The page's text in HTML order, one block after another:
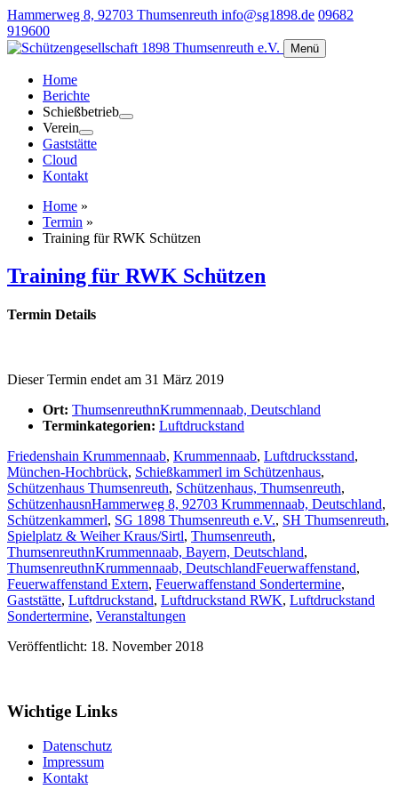
Hammerweg 8, 92703 Thumsenreuth info@sg1898.de 09682
919600
Menü
Home
Berichte
Schießbetrieb
Verein
Gaststätte
Cloud
Kontakt
Home »
Termin »
Training für RWK Schützen
Training für RWK Schützen
Termin Details
Dieser Termin endet am 31 März 2019
Ort: ThumsenreuthnKrummennaab, Deutschland
Terminkategorien: Luftdruckstand
Friedenshain Krummennaab, Krummennaab, Luftdrucksstand,
München-Hochbrück, Schießkammerl im Schützenhaus,
Schützenhaus Thumsenreuth, Schützenhaus, Thumsenreuth,
SchützenhausnHammerweg 8, 92703 Krummennaab, Deutschland,
Schützenkammerl, SG 1898 Thumsenreuth e.V., SH Thumsenreuth,
Spielplatz & Weiher Kraus/Sirtl, Thumsenreuth,
ThumsenreuthnKrummennaab, Bayern, Deutschland,
ThumsenreuthnKrummennaab, DeutschlandFeuerwaffenstand,
Feuerwaffenstand Extern, Feuerwaffenstand Sondertermine,
Gaststätte, Luftdruckstand, Luftdruckstand RWK, Luftdruckstand
Sondertermine, Veranstaltungen
Veröffentlicht: 18. November 2018
Wichtige Links
Datenschutz
Impressum
Kontakt